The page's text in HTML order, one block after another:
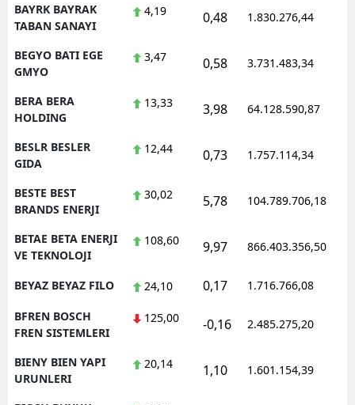
BAYRK BAYRAK
TABAN SANAYI
4,19 0,48 1.830.276,44
BEGYO BATI EGE
GMYO
3,47 0,58 3.731.483,34
BERA BERA
HOLDING
13,33 3,98 64.128.590,87
BESLR BESLER
GIDA
12,44 0,73 1.757.114,34
BESTE BEST
BRANDS ENERJI
30,02 5,78 104.789.706,18
BETAE BETA ENERJI
VE TEKNOLOJI
108,60 9,97 866.403.356,50
BEYAZ BEYAZ FILO 24,10 0,17 1.716.766,08
BFREN BOSCH
FREN SISTEMLERI
125,00 -0,16 2.485.275,20
BIENY BIEN YAPI
URUNLERI
20,14 1,10 1.601.154,39